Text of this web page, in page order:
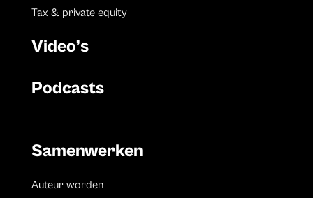
Tax & private equity
Video’s
Podcasts
Samenwerken
Auteur worden